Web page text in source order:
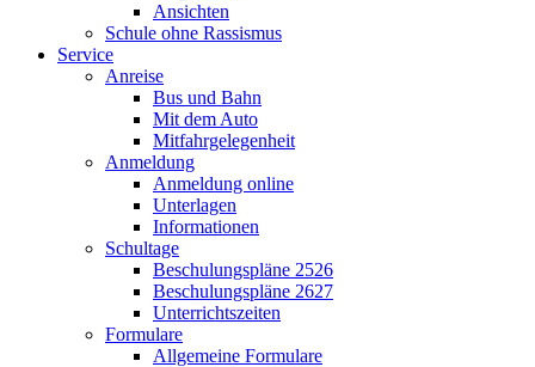
Ansichten
Schule ohne Rassismus
Service
Anreise
Bus und Bahn
Mit dem Auto
Mitfahrgelegenheit
Anmeldung
Anmeldung online
Unterlagen
Informationen
Schultage
Beschulungspläne 2526
Beschulungspläne 2627
Unterrichtszeiten
Formulare
Allgemeine Formulare